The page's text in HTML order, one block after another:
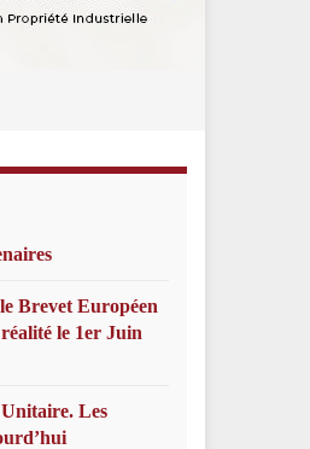
Brevet Européen
le 1er Juin
Les